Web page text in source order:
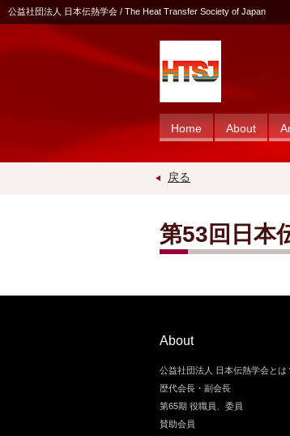
公益社団法人 日本伝熱学会 / The Heat Transfer Society of Japan
Home About
戻る
第53回日本
About
公益社団法人 日本伝熱学会とは
歴代会長・副会長
第65期 役職員、委員
賛助会員